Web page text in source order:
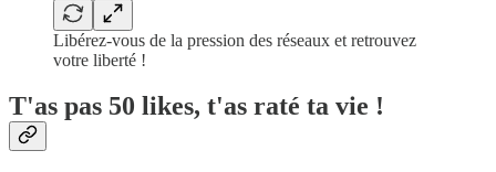
Libérez-vous de la pression des réseaux et retrouvez
votre liberté !
T'as pas 50 likes, t'as raté ta vie !